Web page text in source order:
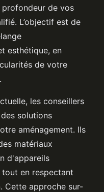
de vos
L’objectif est de
esthétique, en
de votre
les conseillers
solutions
aménagement. Ils
matériaux
d'appareils
en respectant
Cette approche sur-